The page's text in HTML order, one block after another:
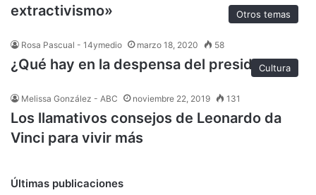
extractivismo»
Otros temas
Rosa Pascual - 14ymedio marzo 18, 2020 58
¿Qué hay en la despensa del presidente?
Cultura
Melissa González - ABC noviembre 22, 2019 131
Los llamativos consejos de Leonardo da
Vinci para vivir más
Últimas publicaciones